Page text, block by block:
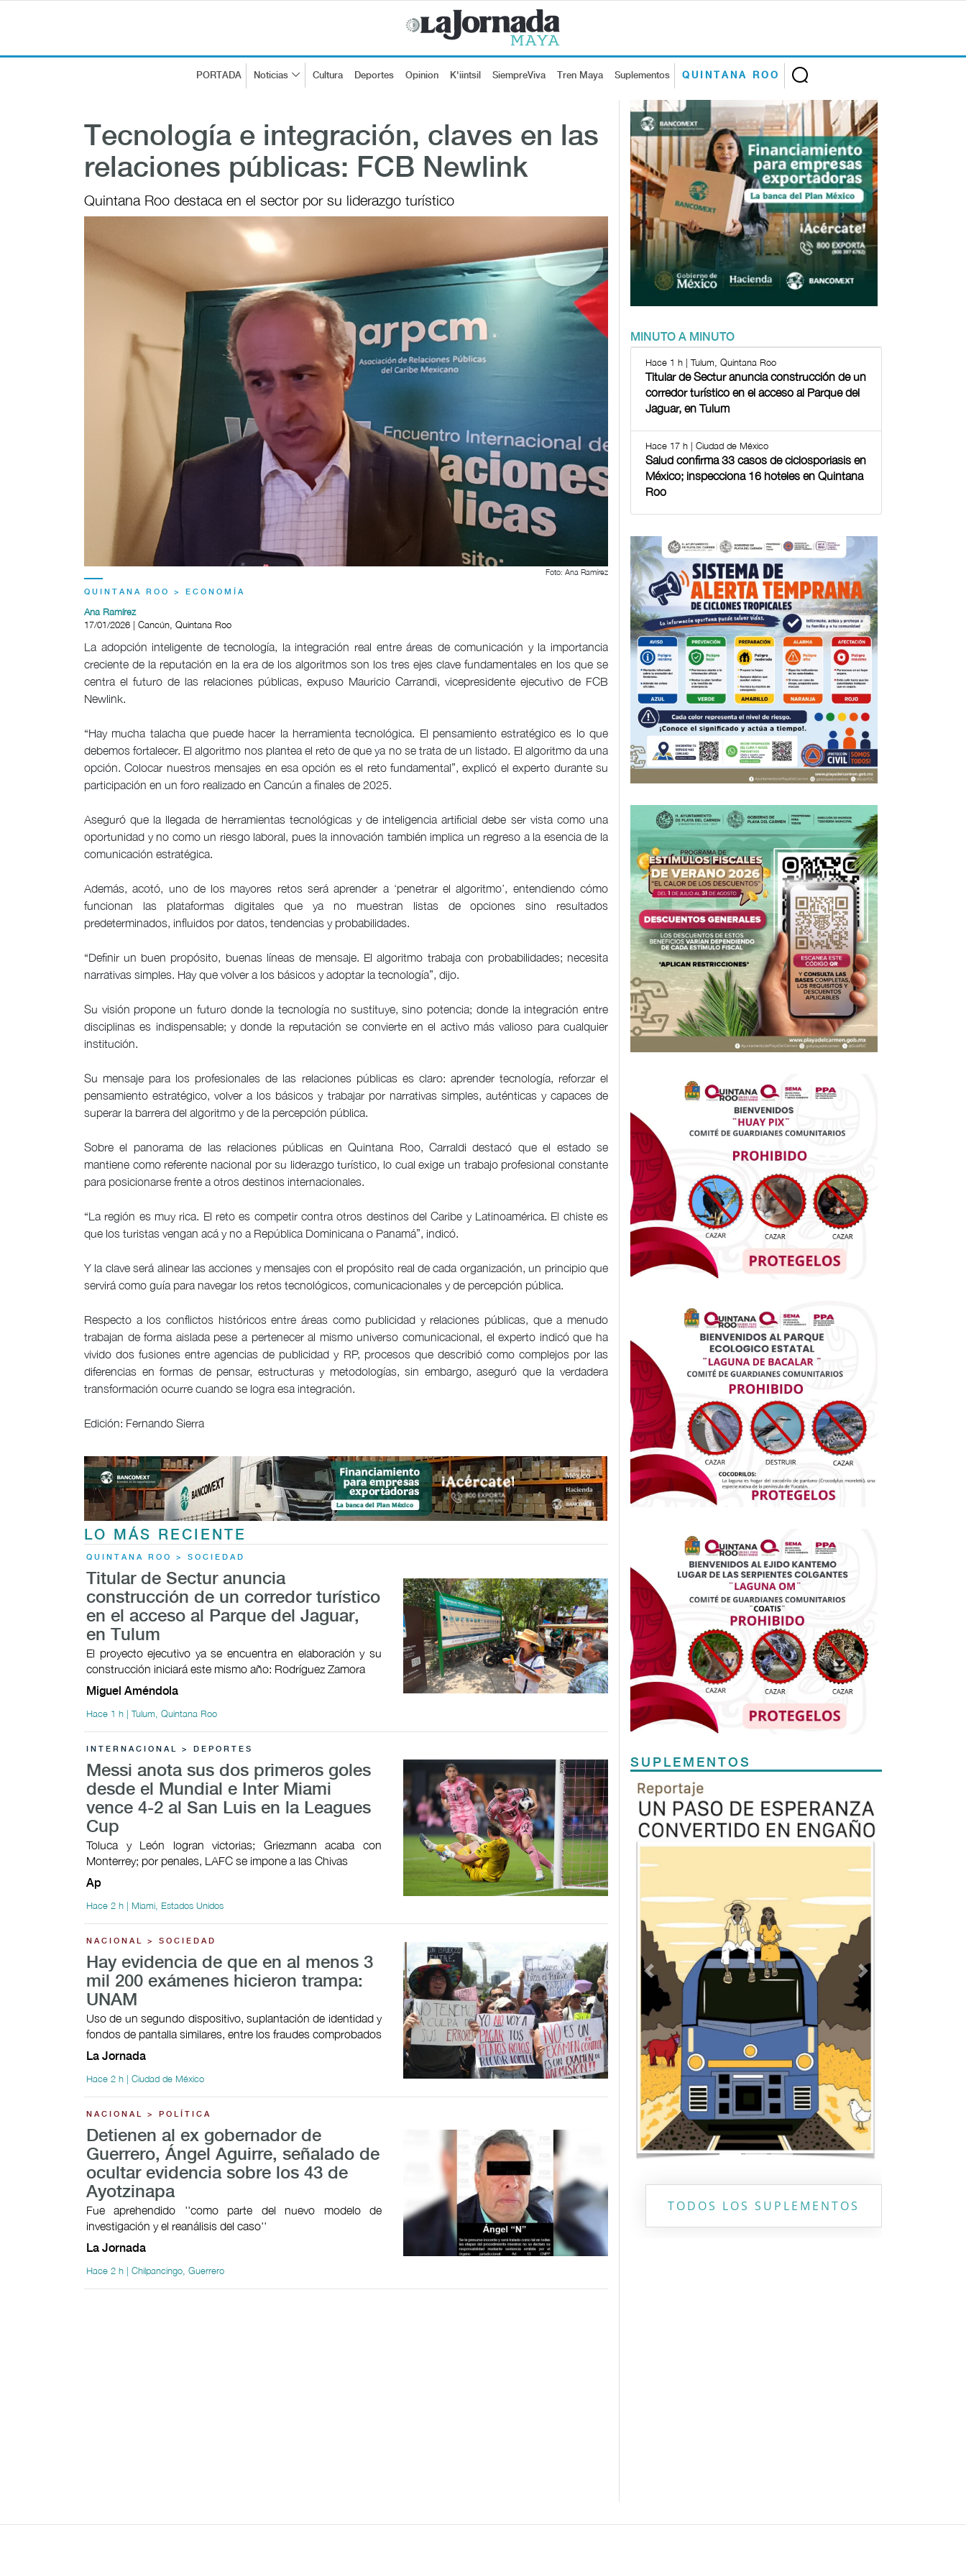
PORTADA Noticias Cultura Deportes Opinion K'iintsil SiempreViva Tren Maya Suplementos QUINTANA ROO
Tecnología e integración, claves en las
relaciones públicas: FCB Newlink
Quintana Roo destaca en el sector por su liderazgo turístico
Foto: Ana Ramírez
QUINTANA ROO > ECONOMÍA
Ana Ramírez
17/01/2026 | Cancún, Quintana Roo
La adopción inteligente de tecnología, la integración real entre áreas de comunicación y la importancia
creciente de la reputación en la era de los algoritmos son los tres ejes clave fundamentales en los que se
centra el futuro de las relaciones públicas, expuso Mauricio Carrandi, vicepresidente ejecutivo de FCB
Newlink.
“Hay mucha talacha que puede hacer la herramienta tecnológica. El pensamiento estratégico es lo que
debemos fortalecer. El algoritmo nos plantea el reto de que ya no se trata de un listado. El algoritmo da una
opción. Colocar nuestros mensajes en esa opción es el reto fundamental”, explicó el experto durante su
participación en un foro realizado en Cancún a finales de 2025.
Aseguró que la llegada de herramientas tecnológicas y de inteligencia artificial debe ser vista como una
oportunidad y no como un riesgo laboral, pues la innovación también implica un regreso a la esencia de la
comunicación estratégica.
Además, acotó, uno de los mayores retos será aprender a ‘penetrar el algoritmo’, entendiendo cómo
funcionan las plataformas digitales que ya no muestran listas de opciones sino resultados
predeterminados, influidos por datos, tendencias y probabilidades.
“Definir un buen propósito, buenas líneas de mensaje. El algoritmo trabaja con probabilidades; necesita
narrativas simples. Hay que volver a los básicos y adoptar la tecnología”, dijo.
Su visión propone un futuro donde la tecnología no sustituye, sino potencia; donde la integración entre
disciplinas es indispensable; y donde la reputación se convierte en el activo más valioso para cualquier
institución.
Su mensaje para los profesionales de las relaciones públicas es claro: aprender tecnología, reforzar el
pensamiento estratégico, volver a los básicos y trabajar por narrativas simples, auténticas y capaces de
superar la barrera del algoritmo y de la percepción pública.
Sobre el panorama de las relaciones públicas en Quintana Roo, Carraldi destacó que el estado se
mantiene como referente nacional por su liderazgo turístico, lo cual exige un trabajo profesional constante
para posicionarse frente a otros destinos internacionales.
“La región es muy rica. El reto es competir contra otros destinos del Caribe y Latinoamérica. El chiste es
que los turistas vengan acá y no a República Dominicana o Panamá”, indicó.
Y la clave será alinear las acciones y mensajes con el propósito real de cada organización, un principio que
servirá como guía para navegar los retos tecnológicos, comunicacionales y de percepción pública.
Respecto a los conflictos históricos entre áreas como publicidad y relaciones públicas, que a menudo
trabajan de forma aislada pese a pertenecer al mismo universo comunicacional, el experto indicó que ha
vivido dos fusiones entre agencias de publicidad y RP, procesos que describió como complejos por las
diferencias en formas de pensar, estructuras y metodologías, sin embargo, aseguró que la verdadera
transformación ocurre cuando se logra esa integración.
Edición: Fernando Sierra
LO MÁS RECIENTE
QUINTANA ROO > SOCIEDAD
Titular de Sectur anuncia
construcción de un corredor turístico
en el acceso al Parque del Jaguar,
en Tulum
El proyecto ejecutivo ya se encuentra en elaboración y su
construcción iniciará este mismo año: Rodríguez Zamora
Miguel Améndola
Hace 1 h | Tulum, Quintana Roo
INTERNACIONAL > DEPORTES
Messi anota sus dos primeros goles
desde el Mundial e Inter Miami
vence 4-2 al San Luis en la Leagues
Cup
Toluca y León logran victorias; Griezmann acaba con
Monterrey; por penales, LAFC se impone a las Chivas
Ap
Hace 2 h | Miami, Estados Unidos
NACIONAL > SOCIEDAD
Hay evidencia de que en al menos 3
mil 200 exámenes hicieron trampa:
UNAM
Uso de un segundo dispositivo, suplantación de identidad y
fondos de pantalla similares, entre los fraudes comprobados
La Jornada
Hace 2 h | Ciudad de México
NACIONAL > POLÍTICA
Detienen al ex gobernador de
Guerrero, Ángel Aguirre, señalado de
ocultar evidencia sobre los 43 de
Ayotzinapa
Fue aprehendido ''como parte del nuevo modelo de
investigación y el reanálisis del caso''
La Jornada
Hace 2 h | Chilpancingo, Guerrero
MINUTO A MINUTO
Hace 1 h | Tulum, Quintana Roo
Titular de Sectur anuncia construcción de un
corredor turístico en el acceso al Parque del
Jaguar, en Tulum
Hace 17 h | Ciudad de México
Salud confirma 33 casos de ciclosporiasis en
México; inspecciona 16 hoteles en Quintana
Roo
SUPLEMENTOS
Previous
TODOS LOS SUPLEMENTOS